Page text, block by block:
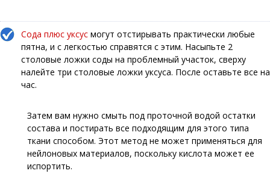
Сода плюс уксус могут отстирывать практически любые
пятна, и с легкостью справятся с этим. Насыпьте 2
столовые ложки соды на проблемный участок, сверху
налейте три столовые ложки уксуса. После оставьте все на
час.
Затем вам нужно смыть под проточной водой остатки
состава и постирать все подходящим для этого типа
ткани способом. Этот метод не может применяться для
нейлоновых материалов, поскольку кислота может ее
испортить.